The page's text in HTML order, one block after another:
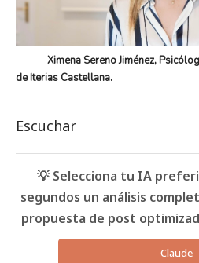
Ximena Sereno Jiménez,
de Iterias Castellana.
Escuchar
💡 Selecciona tu IA
segundos un análisis
propuesta de post
Claude